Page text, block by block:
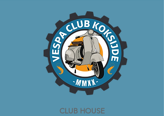
CLUB HOUSE